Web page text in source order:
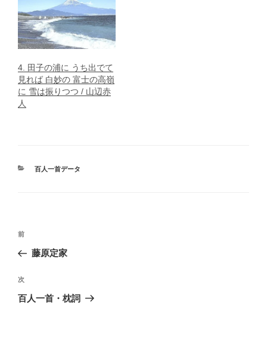
4. 田子の浦に うち出でて
見れば 白妙の 富士の高嶺
に 雪は振りつつ / 山辺赤
人
カ
百人一首データ
投
ナ
ビ
ゲ
前
の
稿
前
藤原定家
次
の
次
百人一首・枕詞